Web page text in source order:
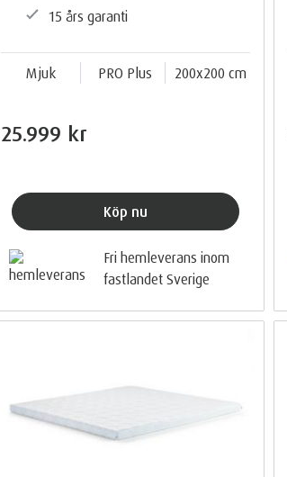
15 års garanti
Mjuk PRO Plus 200x200 cm
25.999 kr
Köp nu
Fri hemleverans inom
fastlandet Sverige